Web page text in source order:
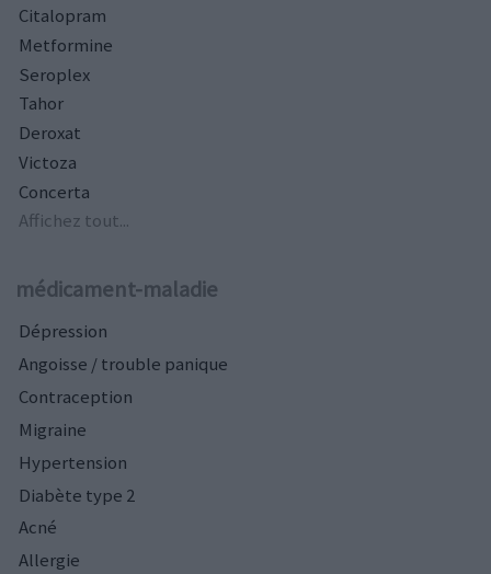
Citalopram
Metformine
Seroplex
Tahor
Deroxat
Victoza
Concerta
Affichez tout...
médicament-maladie
Dépression
Angoisse / trouble panique
Contraception
Migraine
Hypertension
Diabète type 2
Acné
Allergie